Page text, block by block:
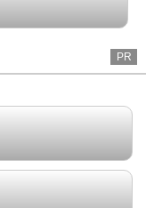
PR